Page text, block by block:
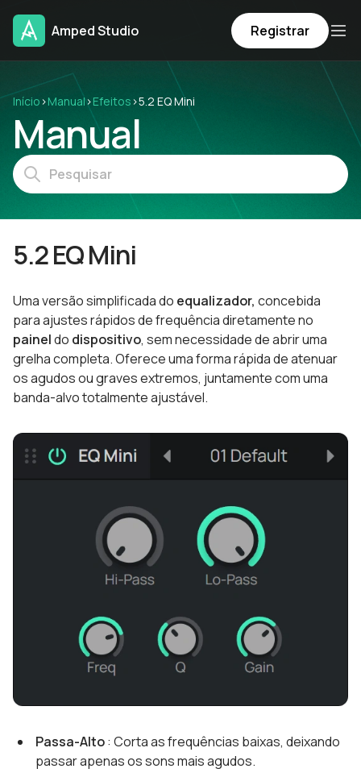
Amped Studio Registrar
Início›Manual›Efeitos ›5.2 EQ Mini
Manual
5.2 EQ Mini
Uma versão simplificada do equalizador, concebida
para ajustes rápidos de frequência diretamente no
paineldo dispositivo, sem necessidade de abrir uma
grelha completa. Oferece uma forma rápida de atenuar
os agudos ou graves extremos, juntamente com uma
banda-alvo totalmente ajustável.
Passa-Alto: Corta as frequências baixas, deixando
passar apenas os sons mais agudos.